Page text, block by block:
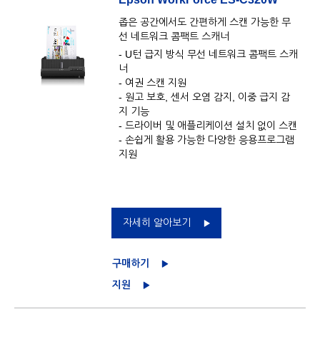
좁은 공간에서도 간편하게 스캔 가능한 무
선 네트워크 콤팩트 스캐너
- U턴 급지 방식 무선 네트워크 콤팩트 스캐
너
- 여권 스캔 지원
- 원고 보호, 센서 오염 감지, 이중 급지 감
지 기능
- 드라이버 및 애플리케이션 설치 없이 스캔
- 손쉽게 활용 가능한 다양한 응용프로그램
지원
자세히 알아보기
구매하기
지원